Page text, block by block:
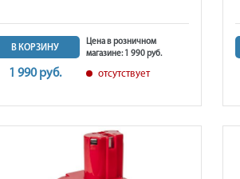
В КОРЗИНУ
1 990 руб.
Цена в розничном
магазине: 1 990 руб.
отсутствует